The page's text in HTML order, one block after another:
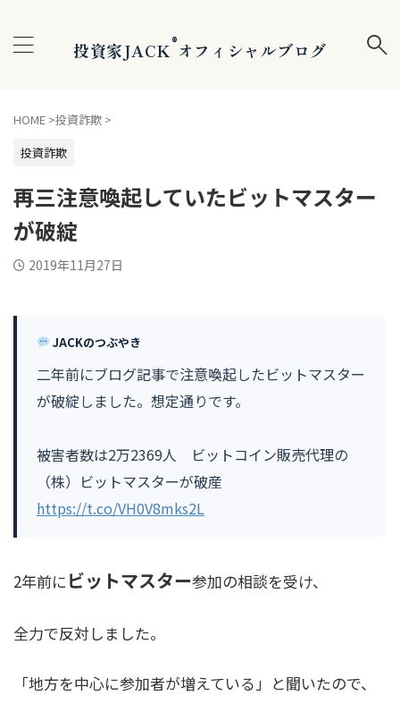
投資家JACK®オフィシャルブログ
HOME >投資詐欺 >
投資詐欺
再三注意喚起していたビットマスター
が破綻
2019年11月27日
JACKのつぶやき
二年前にブログ記事で注意喚起したビットマスター
が破綻しました。想定通りです。
被害者数は2万2369人 ビットコイン販売代理の
（株）ビットマスターが破産
https://t.co/VH0V8mks2L
2年前に ビットマスター参加の相談を受け、
全力で反対しました。
「地方を中心に参加者が増えている」と聞いたので、